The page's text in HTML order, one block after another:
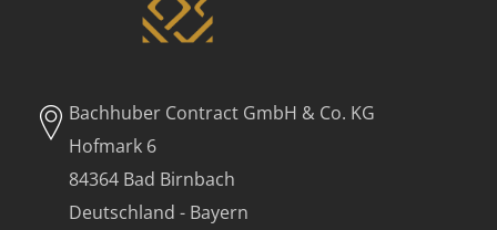
Bachhuber Contract GmbH & Co. KG
Hofmark 6
84364 Bad Birnbach
Deutschland - Bayern